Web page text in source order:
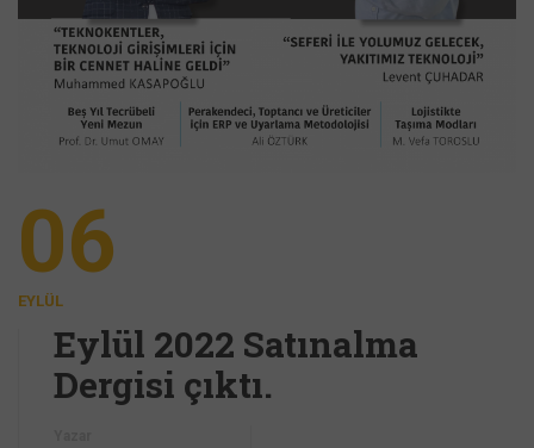
06
EYLÜL
Eylül 2022 Satınalma
Dergisi çıktı.